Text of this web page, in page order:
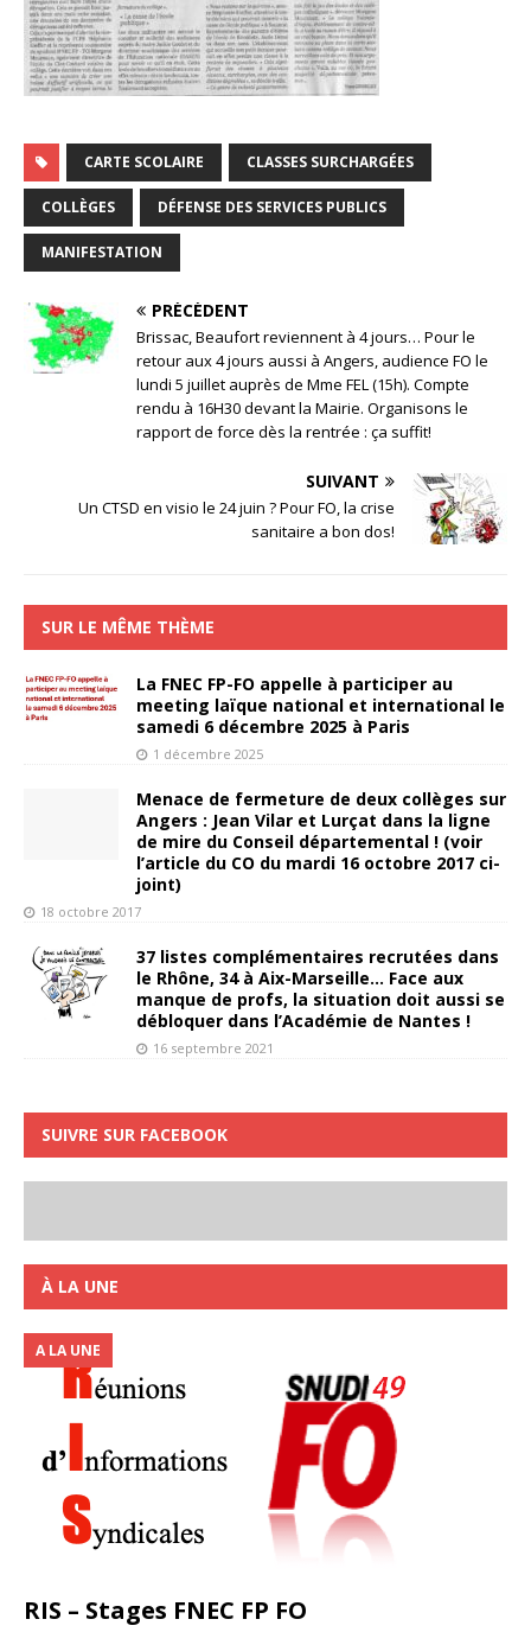
CARTE SCOLAIRE CLASSES SURCHARGÉES
COLLÈGES DÉFENSE DES SERVICES PUBLICS
MANIFESTATION
PRÉCÉDENT
Brissac, Beaufort reviennent à 4 jours… Pour le
retour aux 4 jours aussi à Angers, audience FO le
lundi 5 juillet auprès de Mme FEL (15h). Compte
rendu à 16H30 devant la Mairie. Organisons le
rapport de force dès la rentrée : ça suffit!
SUIVANT
Un CTSD en visio le 24 juin ? Pour FO, la crise
sanitaire a bon dos!
SUR LE MÊME THÈME
La FNEC FP-FO appelle à participer au
meeting laïque national et international le
samedi 6 décembre 2025 à Paris
1 décembre 2025
Menace de fermeture de deux collèges sur
Angers : Jean Vilar et Lurçat dans la ligne
de mire du Conseil départemental ! (voir
l’article du CO du mardi 16 octobre 2017 ci-
joint)
18 octobre 2017
37 listes complémentaires recrutées dans
le Rhône, 34 à Aix-Marseille… Face aux
manque de profs, la situation doit aussi se
débloquer dans l’Académie de Nantes !
16 septembre 2021
SUIVRE SUR FACEBOOK
À LA UNE
RIS – Stages FNEC FP FO
A LA UNE